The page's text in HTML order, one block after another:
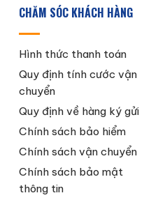
CHĂM SÓC KHÁCH HÀNG
Hình thức thanh toán
Quy định tính cước vận
chuyển
Quy định về hàng ký gửi
Chính sách bảo hiểm
Chính sách vận chuyển
Chính sách bảo mật
thông tin